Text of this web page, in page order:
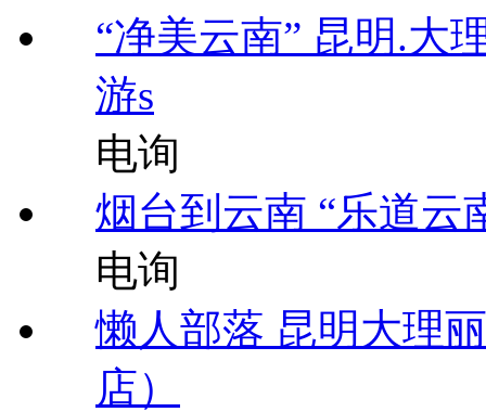
“净美云南” 昆明.大
游s
电询
烟台到云南 “乐道云
电询
懒人部落 昆明大理
店）